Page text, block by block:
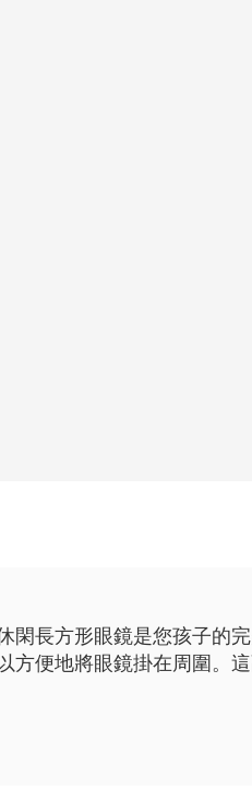
閑長方形眼鏡是您孩子的
方便地將眼鏡掛在周圍。